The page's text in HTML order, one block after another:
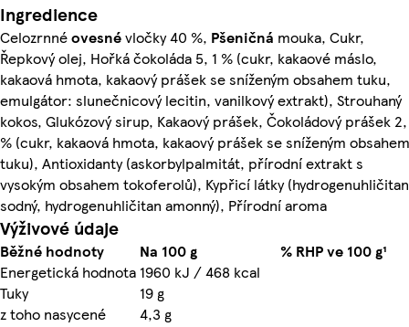
Ingredience
Celozrnnéovesnévločky 40 %, Pšeničná mouka, Cukr,
Řepkový olej, Hořká čokoláda 5, 1 % (cukr, kakaové máslo,
kakaová hmota, kakaový prášek se sníženým obsahem tuku,
emulgátor: slunečnicový lecitin, vanilkový extrakt), Strouhaný
kokos, Glukózový sirup, Kakaový prášek, Čokoládový prášek
% (cukr, kakaová hmota, kakaový prášek se sníženým obsahem
tuku), Antioxidanty (askorbylpalmitát, přírodní extrakt s
vysokým obsahem tokoferolů), Kypřicí látky (hydrogenuhličitan
sodný, hydrogenuhličitan amonný), Přírodní aroma
Výživové údaje
Běžné hodnoty Na 100 g
% RHP ve 100 g¹
Energetická hodnota 1960 kJ / 468 kcal
Tuky
19 g
z toho nasycené
4,3 g